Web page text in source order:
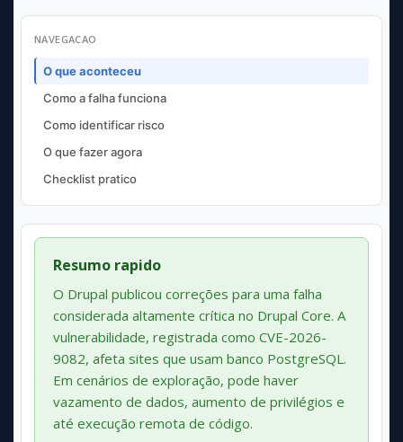
NAVEGACAO
O que aconteceu
Como a falha funciona
Como identificar risco
O que fazer agora
Checklist pratico
Resumo rapido
O Drupal publicou correções para uma falha
considerada altamente crítica no Drupal Core. A
vulnerabilidade, registrada como CVE-2026-
9082, afeta sites que usam banco PostgreSQL.
Em cenários de exploração, pode haver
vazamento de dados, aumento de privilégios e
até execução remota de código.